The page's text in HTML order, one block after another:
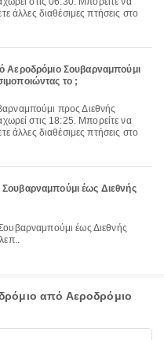
άλλες διαθέσιμες πτήσεις στο
Αεροδρόμιο Σουβαρναμπούμι
το ;
στις 18:25. Μπορείτε να
άλλες διαθέσιμες πτήσεις στο
έως Διεθνής
από Αεροδρόμιο